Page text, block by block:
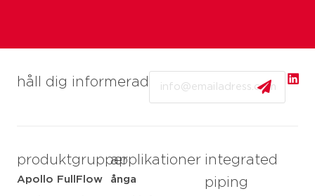
håll dig informerad
produktgrupper
Apollo FullFlow
applikationer
ånga
integrated
piping